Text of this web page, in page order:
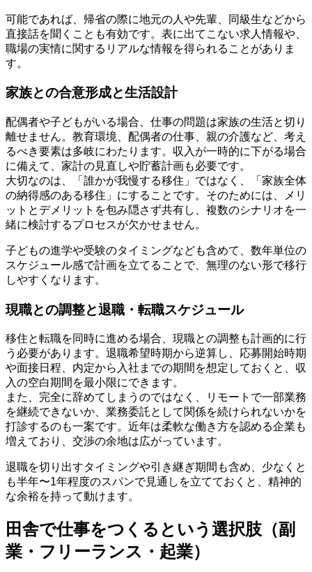
可能であれば、帰省の際に地元の人や先輩、同級生などから
直接話を聞くことも有効です。表に出てこない求人情報や、
職場の実情に関するリアルな情報を得られることがありま
す。
家族との合意形成と生活設計
配偶者や子どもがいる場合、仕事の問題は家族の生活と切り
離せません。教育環境、配偶者の仕事、親の介護など、考え
るべき要素は多岐にわたります。収入が一時的に下がる場合
に備えて、家計の見直しや貯蓄計画も必要です。
大切なのは、「誰かが我慢する移住」ではなく、「家族全体
の納得感のある移住」にすることです。そのためには、メリ
ットとデメリットを包み隠さず共有し、複数のシナリオを一
緒に検討するプロセスが欠かせません。
子どもの進学や受験のタイミングなども含めて、数年単位の
スケジュール感で計画を立てることで、無理のない形で移行
しやすくなります。
現職との調整と退職・転職スケジュール
移住と転職を同時に進める場合、現職との調整も計画的に行
う必要があります。退職希望時期から逆算し、応募開始時期
や面接日程、内定から入社までの期間を想定しておくと、収
入の空白期間を最小限にできます。
また、完全に辞めてしまうのではなく、リモートで一部業務
を継続できないか、業務委託として関係を続けられないかを
打診するのも一案です。近年は柔軟な働き方を認める企業も
増えており、交渉の余地は広がっています。
退職を切り出すタイミングや引き継ぎ期間も含め、少なくと
も半年〜1年程度のスパンで見通しを立てておくと、精神的
な余裕を持って動けます。
田舎で仕事をつくるという選択肢（副
業・フリーランス・起業）